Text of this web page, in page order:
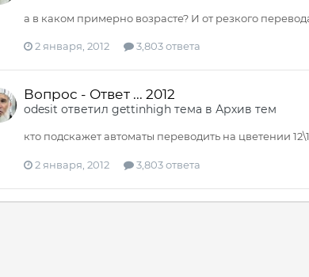
а в каком примерно возрасте? И от резкого
2 января, 2012 3,803 ответа
Вопрос - Ответ ... 2012
odesit ответил gettinhighтема в Архив тем
кто подскажет автоматы переводить на цветении
2 января, 2012 3,803 ответа